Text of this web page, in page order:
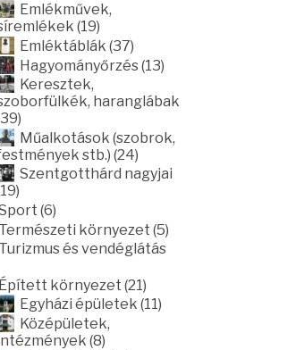
Emlékművek,
(19)
Emléktáblák (37)
Hagyományőrzés (13)
Keresztek,
haranglábak
Műalkotások (szobrok,
stb.) (24)
Szentgotthárd nagyjai
(6)
Természeti környezet (5)
Turizmus és vendéglátás
Épített környezet (21)
Egyházi épületek (11)
Középületek,
(8)